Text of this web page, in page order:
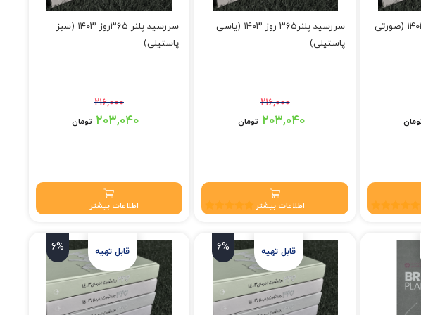
سررسید پلنر ۳۶۵ روز ۱۴۰۳ (صورتی
سررسید پلنر۳۶۵ روز ۱۴۰۳ (یاسی
پاستیلی)
۲۱۶,۰۰۰
قیمت اصلی: ۲۱۶,۰۰۰ تومان بود.۲۰۳,۰۴۰ تومان
اطلاعات بیشتر
سررسید پلنر ۳۶۵روز ۱۴۰۳ (سبز
پاستیلی)
۲۱۶,۰۰۰
قیمت اصلی: ۲۱۶,۰۰۰ تومان بود.۲۰۳,۰۴۰ تومان
اطلاعات بیشتر
6%
6%